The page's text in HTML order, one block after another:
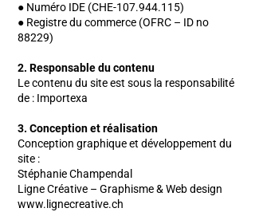
● Numéro IDE (CHE-107.944.115)
● Registre du commerce (OFRC – ID no
88229)
2. Responsable du contenu
Le contenu du site est sous la responsabilité
de : Importexa
3. Conception et réalisation
Conception graphique et développement du
site :
Stéphanie Champendal
Ligne Créative – Graphisme & Web design
www.lignecreative.ch